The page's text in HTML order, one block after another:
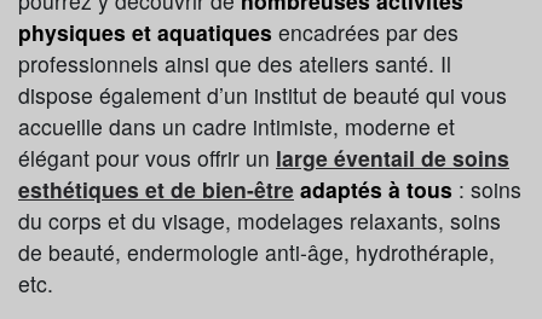
physiques et aquatiques encadrées par des
professionnels ainsi que des ateliers santé. Il
dispose également d’un institut de beauté qui vous
accueille dans un cadre intimiste, moderne et
élégant pour vous offrir un large éventail de soins
esthétiques et de bien-être adaptés à tous : soins
du corps et du visage, modelages relaxants, soins
de beauté, endermologie anti-âge, hydrothérapie,
etc.